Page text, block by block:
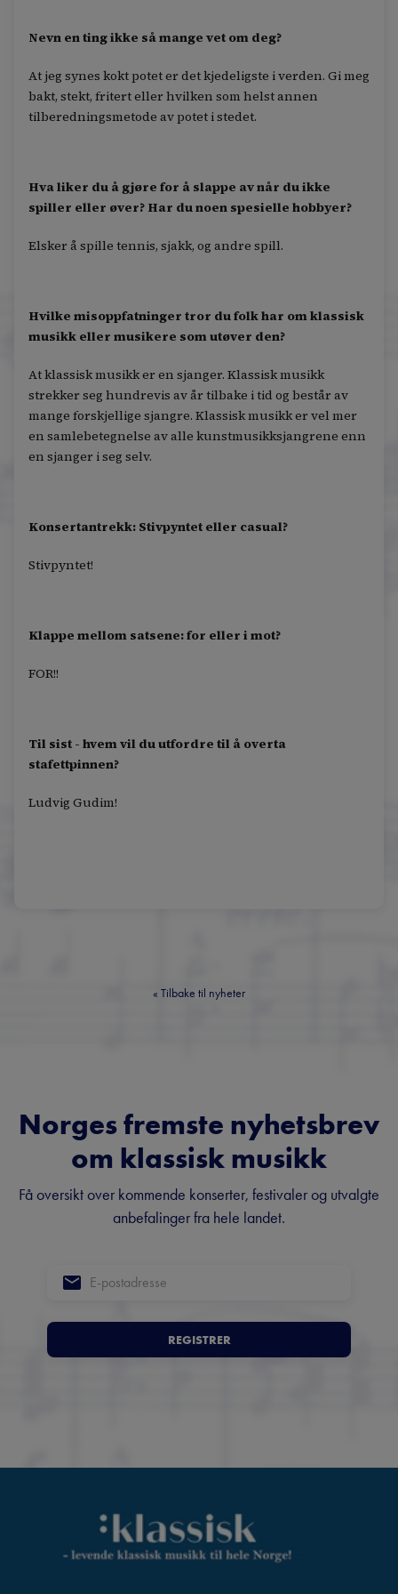
Nevn en ting ikke så mange vet om deg?
At jeg synes kokt potet er det kjedeligste i verden. Gi meg
bakt, stekt, fritert eller hvilken som helst annen
tilberedningsmetode av potet i stedet.
Hva liker du å gjøre for å slappe av når du ikke
spiller eller øver? Har du noen spesielle hobbyer?
Elsker å spille tennis, sjakk, og andre spill.
Hvilke misoppfatninger tror du folk har om klassisk
musikk eller musikere som utøver den?
At klassisk musikk er en sjanger. Klassisk musikk
strekker seg hundrevis av år tilbake i tid og består av
mange forskjellige sjangre. Klassisk musikk er vel mer
en samlebetegnelse av alle kunstmusikksjangrene enn
en sjanger i seg selv.
Konsertantrekk: Stivpyntet eller casual?
Stivpyntet!
Klappe mellom satsene: for eller i mot?
FOR!!
Til sist - hvem vil du utfordre til å overta
stafettpinnen?
Ludvig Gudim!
« Tilbake til nyheter
Norges fremste nyhetsbrev
om klassisk musikk
Få oversikt over kommende konserter, festivaler og utvalgte
anbefalinger fra hele landet.
REGISTRER